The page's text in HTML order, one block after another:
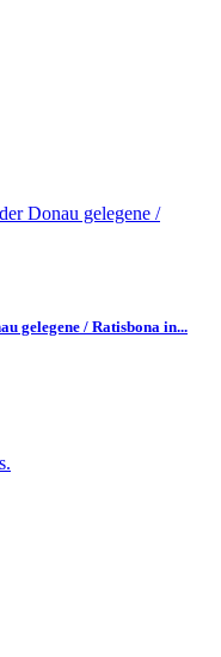
gelegene / Ratisbona in...